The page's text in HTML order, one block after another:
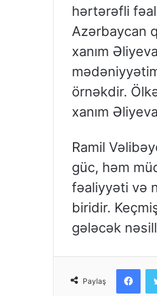
hərtərəfli
Azərbaycan
xanım
örnəkdir.
xanım
Ramil
güc, həm
fəaliyyəti və
biridir.
gələcək
Paylaş